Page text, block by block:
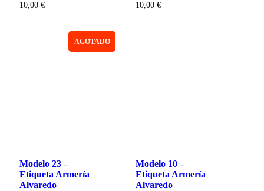
10,00 € 10,00€
Modelo 23 –
Etiqueta Armería
Alvaredo
AGOTADO
Modelo 10 –
Etiqueta Armería
Alvaredo